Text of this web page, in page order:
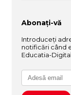
Abonați-vă
Introduceți
notificări când
Educatia-